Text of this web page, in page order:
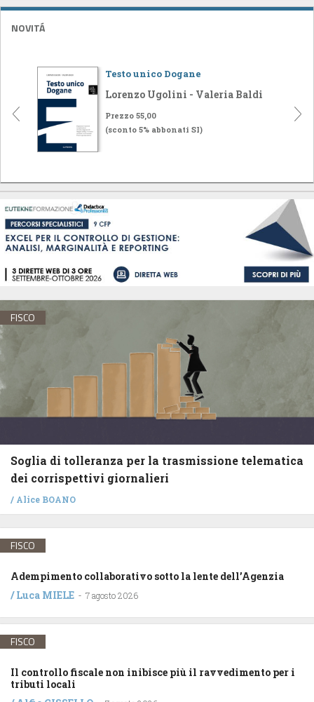
NOVITÁ
Testo unico Dogane
Lorenzo Ugolini - Valeria Baldi
Prezzo 55,00
(sconto 5% abbonati SI)
FISCO
Soglia di tolleranza per la trasmissione telematica
dei corrispettivi giornalieri
/ Alice BOANO
FISCO
Adempimento collaborativo sotto la lente dell’Agenzia
/Luca MIELE - 7 agosto 2026
FISCO
Il controllo fiscale non inibisce più il ravvedimento per i
tributi locali